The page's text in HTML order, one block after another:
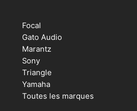
Focal
Gato Audio
Marantz
Sony
Triangle
Yamaha
Toutes les marques